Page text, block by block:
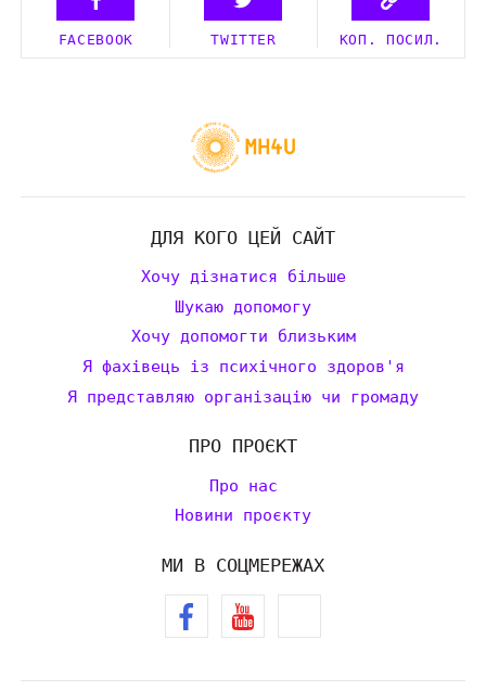
FACEBOOK TWITTER КОП. ПОСИЛ.
ДЛЯ КОГО ЦЕЙ САЙТ
Хочу дізнатися більше
Шукаю допомогу
Хочу допомогти близьким
Я фахівець із психічного здоров'я
Я представляю організацію чи громаду
ПРО ПРОЄКТ
Про нас
Новини проєкту
МИ В СОЦМЕРЕЖАХ